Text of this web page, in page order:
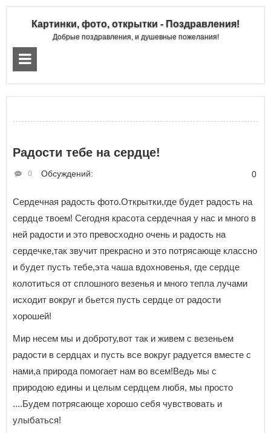
Картинки, фото, открытки - Поздравления!
Добрые поздравления, и душевные пожелания!
Радости тебе на сердце!
Обсуждений:
0 0
Сердечная радость фото.Открытки,где будет радость на
сердце твоем! Сегодня красота сердечная у нас и много в
ней радости и это превосходно очень и радость на
сердечке,так звучит прекрасно и это потрясающе классно
и будет пусть тебе,эта чаша вдохновенья, где сердце
колотиться от сплошного везенья и много тепла лучами
исходит вокруг и бьется пусть сердце от радости
хорошей!
Мир несем мы и доброту,вот так и живем с везеньем
радости в сердцах и пусть все вокруг радуется вместе с
нами,а природа помогает нам во всем!Ведь мы с
природою едины и целым сердцем любя, мы просто
....Будем потрясающе хорошо себя чувствовать и
улыбаться!